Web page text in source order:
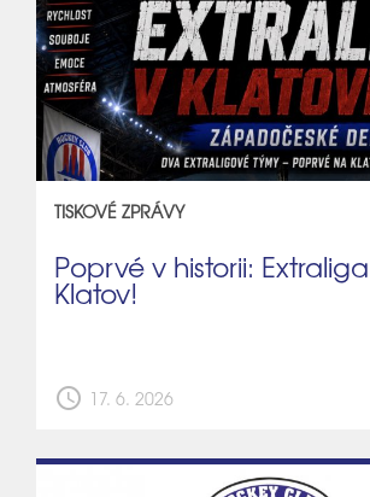
TISKOVÉ ZPRÁVY
Poprvé v historii:
Klatov!
schedule 17. 6. 2026